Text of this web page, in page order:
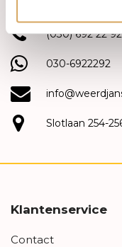
(030) 692 22 92
030-6922292
Slotlaan 254-
Klantenservice
Contact